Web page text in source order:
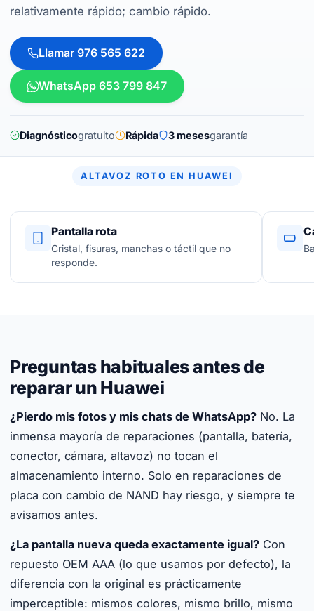
relativamente rápido; cambio rápido.
Llamar 976 565 622
WhatsApp 653 799 847
Diagnósticogratuito Rápida 3 mesesgarantía
ALTAVOZ ROTO EN HUAWEI
Pantalla rota
Cristal, fisuras, manchas o táctil que no
responde.
Preguntas habituales antes de
reparar un Huawei
¿Pierdo mis fotos y mis chats de WhatsApp? No. La
inmensa mayoría de reparaciones (pantalla, batería,
conector, cámara, altavoz) no tocan el
almacenamiento interno. Solo en reparaciones de
placa con cambio de NAND hay riesgo, y siempre te
avisamos antes.
¿La pantalla nueva queda exactamente igual? Con
repuesto OEM AAA (lo que usamos por defecto), la
diferencia con la original es prácticamente
imperceptible: mismos colores, mismo brillo, mismo